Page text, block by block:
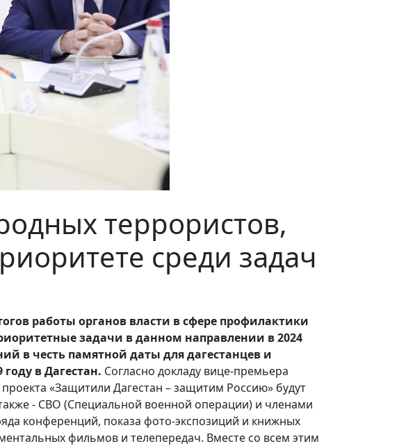
террористов,
среди задач
работы органов власти в сфере профилактики
задачи в данном направлении в 2024
в честь памятной даты для дагестанцев и
в Дагестан. Согласно докладу вице-премьера
«Защитили Дагестан – защитим Россию» будут
- СВО (Специальной военной операции) и членами
конференций, показа фото-экспозиций и книжных
фильмов и телепередач. Вместе со всем этим